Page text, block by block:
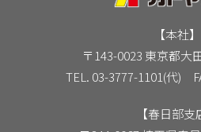
【本社】
〒143-0023 東京都大
TEL. 03-3777-1101(代)
【春日部支